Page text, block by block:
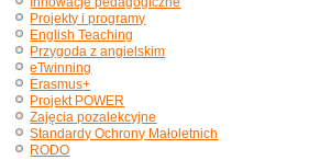
Projekty i programy
English Teaching
Przygoda z angielskim
eTwinning
Erasmus+
Projekt POWER
Zajęcia pozalekcyjne
Standardy Ochrony Małoletnich
RODO